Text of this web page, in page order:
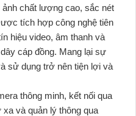
chất lượng cao, sắc nét
tích hợp công nghệ tiên
hiệu video, âm thanh và
cáp đồng. Mang lại sự
sử dụng trở nên tiện lợi và
thông minh, kết nối qua
và quản lý thông qua